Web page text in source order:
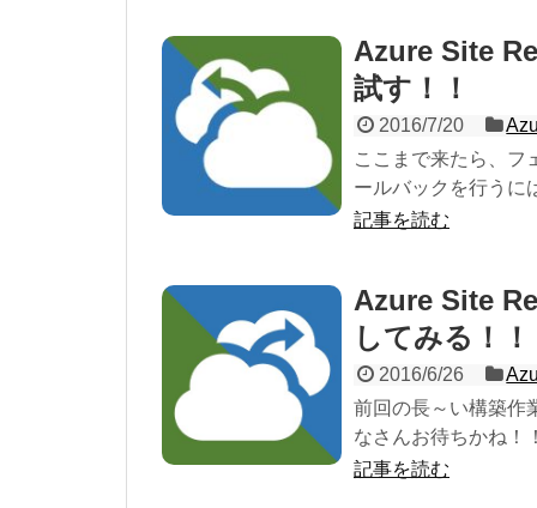
Azure Site
試す！！
2016/7/20
ここまで来たら、
ールバックを行うに
記事を読む
Azure Site
してみる！！
2016/6/26
前回の長～い構築作
なさんお待ちかね！
記事を読む